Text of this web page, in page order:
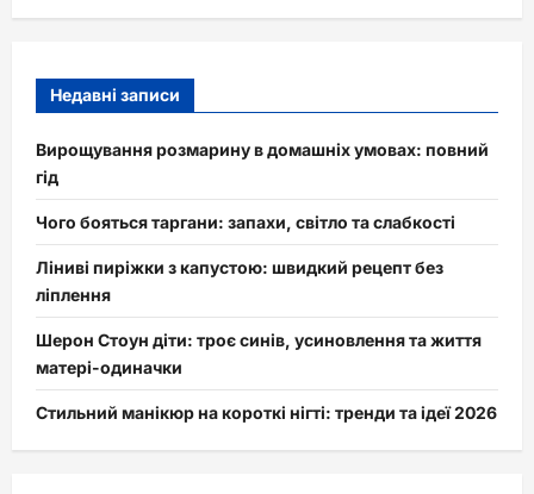
Недавні записи
Вирощування розмарину в домашніх умовах: повний
гід
Чого бояться таргани: запахи, світло та слабкості
Ліниві пиріжки з капустою: швидкий рецепт без
ліплення
Шерон Стоун діти: троє синів, усиновлення та життя
матері-одиначки
Стильний манікюр на короткі нігті: тренди та ідеї 2026